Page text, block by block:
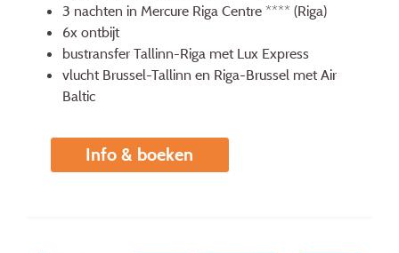
3 nachten in Mercure Riga Centre **** (Riga)
6x ontbijt
bustransfer Tallinn-Riga met Lux Express
vlucht Brussel-Tallinn en Riga-Brussel met Air
Baltic
Info & boeken